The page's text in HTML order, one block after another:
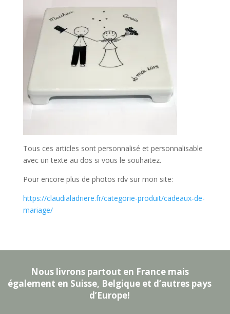
Tous ces articles sont personnalisé et personnalisable
avec un texte au dos si vous le souhaitez.
Pour encore plus de photos rdv sur mon site:
https://claudialadriere.fr/categorie-produit/cadeaux-de-
mariage/
Nous livrons partout en France mais
également en Suisse, Belgique et d’autres pays
d’Europe!